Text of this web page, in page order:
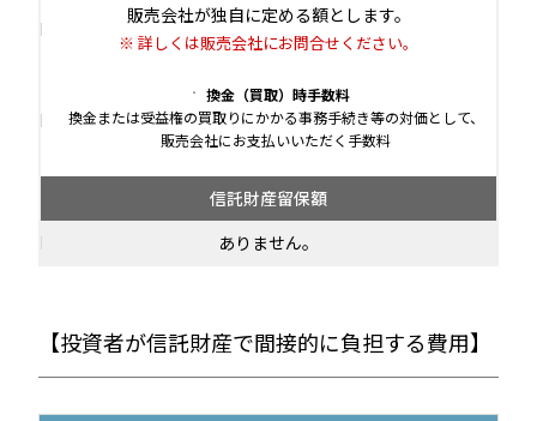
販売会社が独自に定める額とします。
詳しくは販売会社にお問合せください。
換金（買取）時手数料
換金または受益権の買取りにかかる事務手続き等の対価として、
販売会社にお支払いいただく手数料
信託財産留保額
ありません。
【投資者が信託財産で間接的に負担する費用】